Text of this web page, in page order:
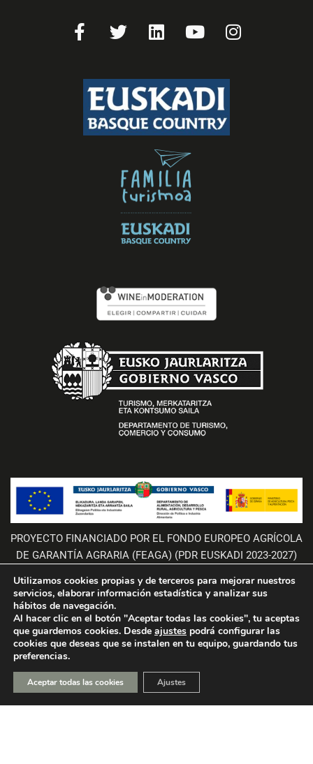
f
PROYECTO FINANCIADO POR EL FONDO EUROPEO AGRÍCOLA
DE GARANTÍA AGRARIA (FEAGA) (PDR EUSKADI 2023-2027)
NEKAZARITZA BERMATZEKO EUROPAKO FUNTSAK (NBEF)
FINANTZATUTAKO PROIEKTUA (LGP EUSKADI 2023-2027)
Utilizamos cookies propias y de terceros para mejorar nuestros
servicios, elaborar información estadística y analizar sus
hábitos de navegación.
Al hacer clic en el botón "Aceptar todas las cookies", tu aceptas
que guardemos cookies. Desde ajustes podrá configurar las
cookies que deseas que se instalen en tu equipo, guardando tus
preferencias.
Aceptar todas las cookies Ajustes